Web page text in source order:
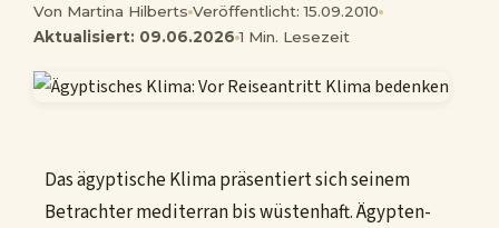
Von Martina Hilberts Veröffentlicht: 15.09.2010
Aktualisiert: 09.06.2026 1 Min. Lesezeit
Das ägyptische Klima präsentiert sich seinem
Betrachter mediterran bis wüstenhaft. Ägypten-